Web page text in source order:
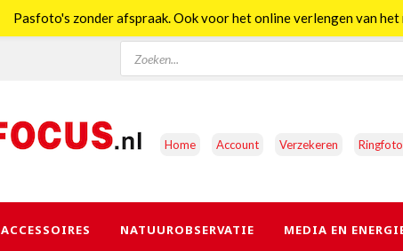
Producten
zoeken
Home Account Verzekeren
ACCESSOIRES NATUUROBSERVATIE MEDIA EN
Pasfoto's zonder afspraak. Ook voor het online verlengen van